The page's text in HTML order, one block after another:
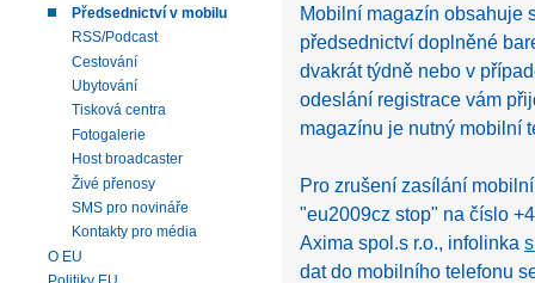
Mobilní magazín obsahuje
předsednictví doplněné
dvakrát týdně nebo v
odeslání registrace vám
magazínu je nutný mobilní
Pro zrušení zasílání
"eu2009cz stop" na číslo
Axima spol.s r.o., infolinka
dat do mobilního telefonu
Předsednictví v mobilu
RSS/Podcast
Cestování
Ubytování
Tisková centra
Fotogalerie
Host broadcaster
Živé přenosy
SMS pro novináře
Kontakty pro média
O EU